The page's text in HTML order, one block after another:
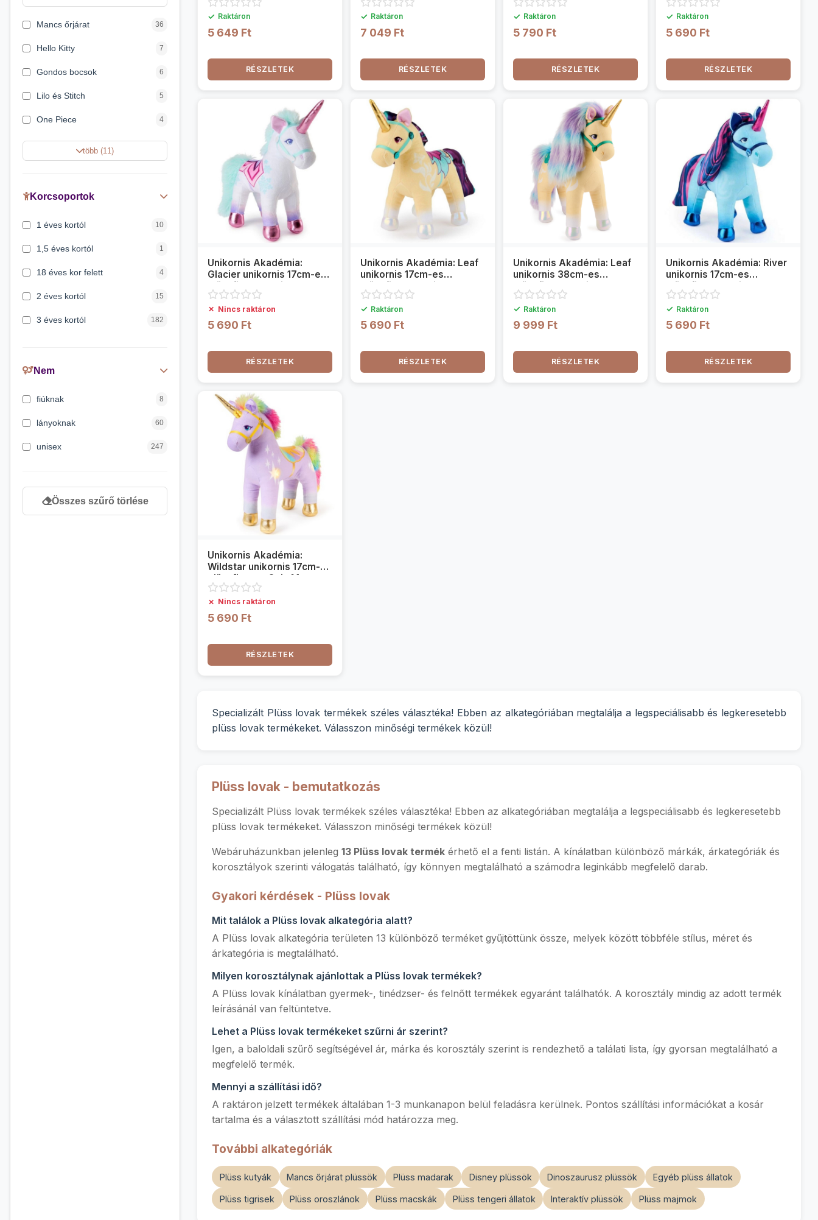
Mancs őrjárat 36
Hello Kitty 7
Gondos bocsok 6
Lilo és Stitch 5
One Piece 4
Stumble Guys 4
Unikornis Akadémia
több (11)
Korcsoportok
1 éves kortól 10
1,5 éves kortól 1
18 éves kor felett 4
2 éves kortól 15
3 éves kortól 182
5 évess kortól 21
Nem
fiúknak 8
lányoknak 60
unisex 247
Összes szűrő törlése
✓ Raktáron
5 649 Ft
RÉSZLETEK
✓ Raktáron
7 049 Ft
RÉSZLETEK
✓ Raktáron
5 790 Ft
RÉSZLETEK
✓ Raktáron
5 690 Ft
RÉSZLETEK
Unikornis Akadémia:
Glacier unikornis 17cm-es
plüssfigura - Spin Master
✗ Nincs raktáron
5 690 Ft
RÉSZLETEK
Unikornis Akadémia: Leaf
unikornis 17cm-es
plüssfigura - Spin Master
✓ Raktáron
5 690 Ft
RÉSZLETEK
Unikornis Akadémia: Leaf
unikornis 38cm-es
plüssfigura - Spin Master
✓ Raktáron
9 999 Ft
RÉSZLETEK
Unikornis Akadémia: River
unikornis 17cm-es
plüssfigura - Spin Master
✓ Raktáron
5 690 Ft
RÉSZLETEK
Unikornis Akadémia:
Wildstar unikornis 17cm-es
plüssfigura - Spin Master
✗ Nincs raktáron
5 690 Ft
RÉSZLETEK
Specializált Plüss lovak termékek széles választéka! Ebben az alkategóriában megtalálja a legspeciálisabb és legkeresetebb
plüss lovak termékeket. Válasszon minőségi termékek közül!
Plüss lovak - bemutatkozás
Specializált Plüss lovak termékek széles választéka! Ebben az alkategóriában megtalálja a legspeciálisabb és legkeresetebb
plüss lovak termékeket. Válasszon minőségi termékek közül!
Webáruházunkban jelenleg 13 Plüss lovak termék érhető el a fenti listán. A kínálatban különböző márkák, árkategóriák és
korosztályok szerinti válogatás található, így könnyen megtalálható a számodra leginkább megfelelő darab.
Gyakori kérdések - Plüss lovak
Mit találok a Plüss lovak alkategória alatt?
A Plüss lovak alkategória területen 13 különböző terméket gyűjtöttünk össze, melyek között többféle stílus, méret és
árkategória is megtalálható.
Milyen korosztálynak ajánlottak a Plüss lovak termékek?
A Plüss lovak kínálatban gyermek-, tinédzser- és felnőtt termékek egyaránt találhatók. A korosztály mindig az adott termék
leírásánál van feltüntetve.
Lehet a Plüss lovak termékeket szűrni ár szerint?
Igen, a baloldali szűrő segítségével ár, márka és korosztály szerint is rendezhető a találati lista, így gyorsan megtalálható a
megfelelő termék.
Mennyi a szállítási idő?
A raktáron jelzett termékek általában 1-3 munkanapon belül feladásra kerülnek. Pontos szállítási információkat a kosár
tartalma és a választott szállítási mód határozza meg.
További alkategóriák
Plüss kutyák Mancs őrjárat plüssök Plüss madarak Disney plüssök Dinoszaurusz plüssök Egyéb plüss állatok
Plüss tigrisek Plüss oroszlánok Plüss macskák Plüss tengeri állatok Interaktív plüssök Plüss majmok